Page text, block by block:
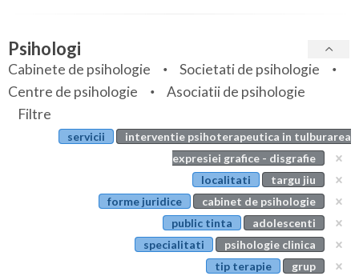
Bihor
Bistrita-Nasaud
Botosani
Specialitati
Servicii
Articole
Evenimente
Psihologi
Cabinete de psihologie
Societati de psihologie
Centre de psihologie
Asociatii de psihologie
Filtre
servicii
interventie psihoterapeutica in tulburarea
expresiei grafice - disgrafie
localitati
targu jiu
forme juridice
cabinet de psihologie
public tinta
adolescenti
specialitati
psihologie clinica
tip terapie
grup